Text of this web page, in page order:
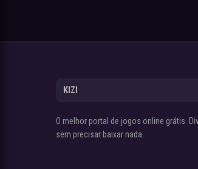
KIZI
O melhor portal de jogos online grátis.
sem precisar baixar nada.